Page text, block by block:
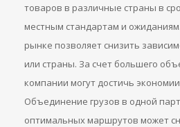
товаров в различные страны в
местным стандартам и
рынке позволяет снизить
или страны. За счет большего
компании могут достичь
Объединение грузов в одной
оптимальных маршрутов может